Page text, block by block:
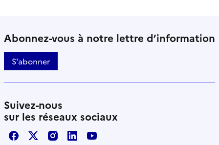
Abonnez-vous à notre lettre d’information
S'abonner
Suivez-nous
sur les réseaux sociaux
FacebookX / TwitterInstagram
LinkedInYoutube